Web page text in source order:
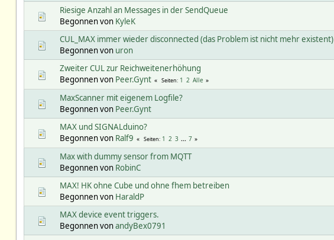
Riesige Anzahl an Messages in der SendQueue
Begonnen von KyleK
CUL_MAX immer wieder disconnected (das Problem ist nicht mehr existent)
Begonnen von uron
Zweiter CUL zur Reichweitenerhöhung
Begonnen von Peer.Gynt Seiten 1 2 Alle
MaxScanner mit eigenem Logfile?
Begonnen von Peer.Gynt
MAX und SIGNALduino?
Begonnen von Ralf9 Seiten 1 2 3 ... 7
Max with dummy sensor from MQTT
Begonnen von RobinC
MAX! HK ohne Cube und ohne fhem betreiben
Begonnen von HaraldP
MAX device event triggers.
Begonnen vonandyBex0791